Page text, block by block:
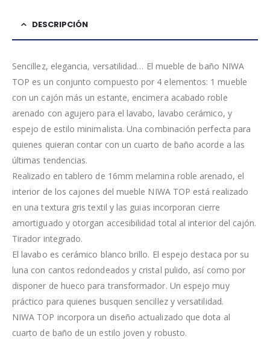
DESCRIPCIÓN
Sencillez, elegancia, versatilidad… El mueble de baño NIWA
TOP es un conjunto compuesto por 4 elementos: 1 mueble
con un cajón más un estante, encimera acabado roble
arenado con agujero para el lavabo, lavabo cerámico, y
espejo de estilo minimalista. Una combinación perfecta para
quienes quieran contar con un cuarto de baño acorde a las
últimas tendencias.
Realizado en tablero de 16mm melamina roble arenado, el
interior de los cajones del mueble NIWA TOP está realizado
en una textura gris textil y las guias incorporan cierre
amortiguado y otorgan accesibilidad total al interior del cajón.
Tirador integrado.
El lavabo es cerámico blanco brillo. El espejo destaca por su
luna con cantos redondeados y cristal pulido, así como por
disponer de hueco para transformador. Un espejo muy
práctico para quienes busquen sencillez y versatilidad.
NIWA TOP incorpora un diseño actualizado que dota al
cuarto de baño de un estilo joven y robusto.